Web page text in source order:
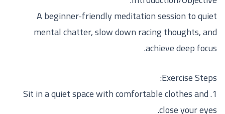
A beginner-friendly meditation session to quiet
mental chatter, slow down racing thoughts, and
achieve deep focus.
Exercise Steps:
1. Sit in a quiet space with comfortable clothes and
close your eyes.